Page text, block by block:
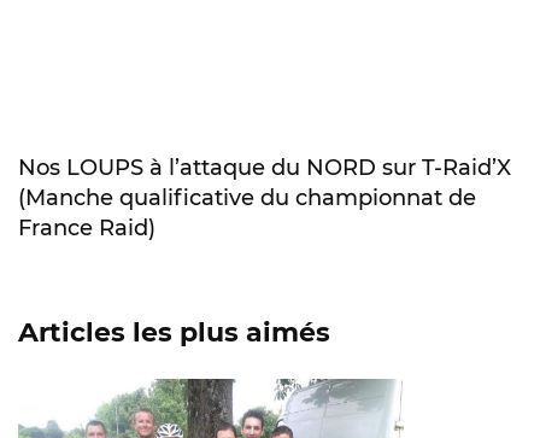
Nos LOUPS à l’attaque du NORD sur T-Raid’X
(Manche qualificative du championnat de
France Raid)
Articles les plus aimés